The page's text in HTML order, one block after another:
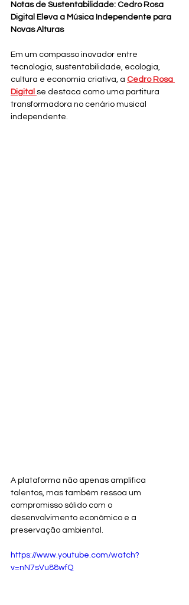
Notas de Sustentabilidade: Cedro Rosa
Digital Eleva a Música Independente para
Novas Alturas
Em um compasso inovador entre
tecnologia, sustentabilidade, ecologia,
cultura e economia criativa, a Cedro Rosa
Digital se destaca como uma partitura
transformadora no cenário musical
independente.
A plataforma não apenas amplifica
talentos, mas também ressoa um
compromisso sólido com o
desenvolvimento econômico e a
preservação ambiental.
https://www.youtube.com/watch?
v=nN7sVu88wfQ